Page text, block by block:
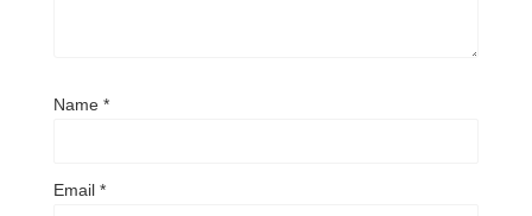
Name *
Email *